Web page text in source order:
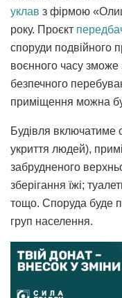
уклав з фірмою
року. Проєкт
споруди подвійного
воєнного часу зможе
безпечного
приміщення можна
Будівля включатиме
укриття людей),
забрудненого
зберігання їжі;
тощо. Споруда буде
груп населення.